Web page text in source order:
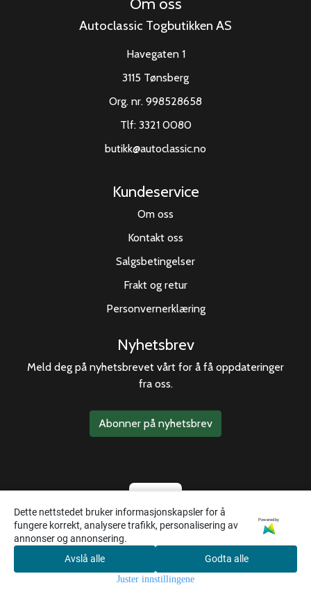
Søk
Dette nettstedet bruker informasjonskapsler for å
fungere korrekt, analysere trafikk, personalisering av
annonser og annonsering.
Powered by
Avslå alle Godta alle
Juster innstillingene
Autoclassic Togbutikken AS
Havegaten 1
3115 Tønsberg
Org. nr. 998528658
Tlf: 3321 0080
butikk@autoclassic.no
Kundeservice
Om oss
Kontakt oss
Salgsbetingelser
Frakt og retur
Personvernerklæring
Nyhetsbrev
Meld deg på nyhetsbrevet vårt for å få oppdateringer
fra oss.
Abonner på nyhetsbrev